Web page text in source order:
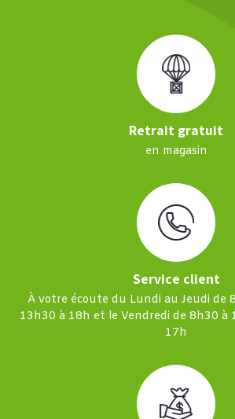
Retrait gratuit
en magasin
Service client
À votre écoute du Lundi au Jeudi de
13h30 à 18h et le Vendredi de 8h30 à
17h